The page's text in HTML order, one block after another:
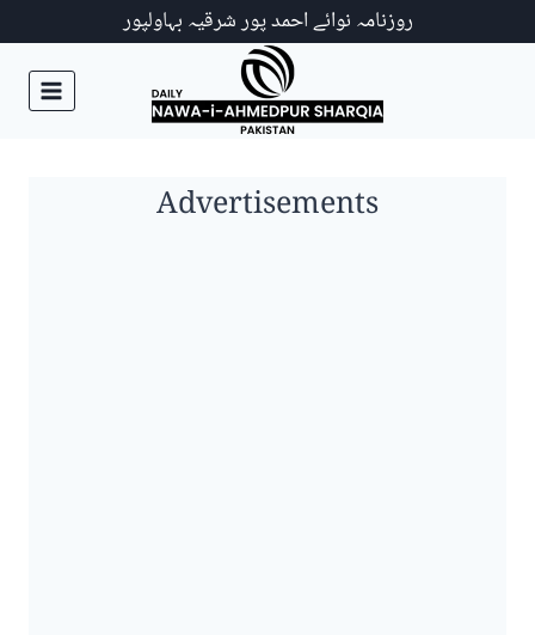
روزنامہ نوائے احمد پور شرقیہ بہاولپور
Advertisements